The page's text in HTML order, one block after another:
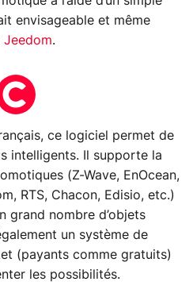
envisageable et même
Jeedom.
ce logiciel permet de
intelligents. Il supporte la
(Z-Wave, EnOcean,
RTS, Chacon, Edisio, etc.)
grand nombre d’objets
un système de
(payants comme gratuits)
les possibilités.